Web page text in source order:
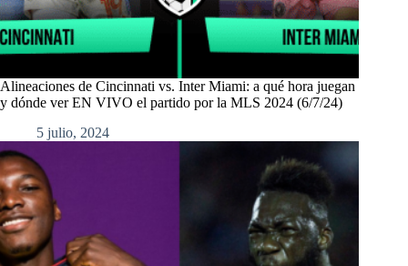
Alineaciones de Cincinnati vs. Inter Miami: a qué hora juegan
y dónde ver EN VIVO el partido por la MLS 2024 (6/7/24)
5 julio, 2024